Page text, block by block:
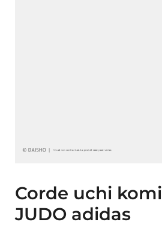
Corde uchi komi
JUDO adidas